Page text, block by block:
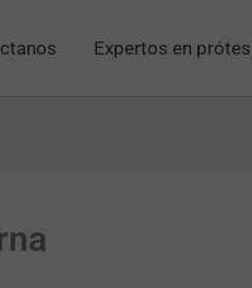
Expertos en